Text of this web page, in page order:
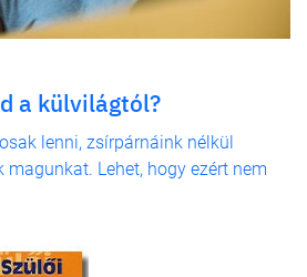
a külvilágtól?
lenni, zsírpárnáink nélkül
magunkat. Lehet, hogy ezért nem